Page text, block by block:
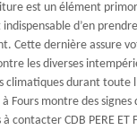
est un élément
d’en
Cette dernière assure
les diverses
climatiques durant toute
Fours montre des signes
à contacter CDB PERE ET